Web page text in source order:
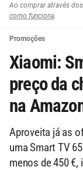
Ao comprar através
como funciona.
Promoções
Xiaomi:
preço da
na
Aproveita já as
uma Smart TV
menos de 450